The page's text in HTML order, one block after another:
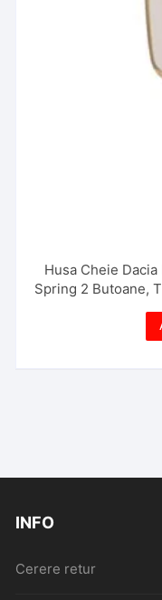
Husa Cheie
Spring 2 Butoane,
INFO
Cerere retur